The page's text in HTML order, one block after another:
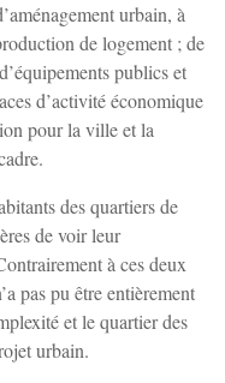
urbain, à
de logement ; de
publics et
d’activité économique
pour la ville et la
des quartiers de
de voir leur
à ces deux
pas pu être entièrement
et le quartier des
urbain.